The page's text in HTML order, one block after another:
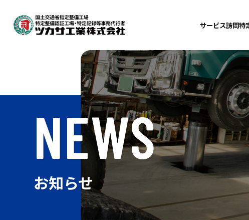
サービス
車検
整備･点検･
検査
鈑金･塗装
自動車ガ
訪問特定
訪問特
NEWS
お知らせ